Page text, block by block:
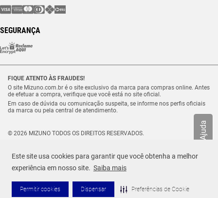
Este site usa cookies para garantir que você obtenha a melhor
experiência em nosso site. Saiba mais
Permitir cookies Dispensar Preferências de Cookie
Ajuda
SEGURANÇA
FIQUE ATENTO ÀS FRAUDES!
O site Mizuno.com.br é o site exclusivo da marca para compras online. Antes
de efetuar a compra, verifique que você está no site oficial.
Em caso de dúvida ou comunicação suspeita, se informe nos perfis oficiais
da marca ou pela central de atendimento.
© 2026 MIZUNO TODOS OS DIREITOS RESERVADOS.
Estrada Municipal Luiz Lopes Neto, n.º 21 – Tenentes – CEP. 37.640-000 –
Extrema/MG